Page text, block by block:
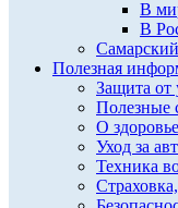
В
В
Полезная
Защита от
Полезные
О
Уход за
Техника